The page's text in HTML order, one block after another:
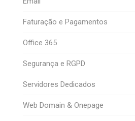
Faturação e Pagamentos
Office 365
Segurança e RGPD
Servidores Dedicados
Web Domain & Onepage